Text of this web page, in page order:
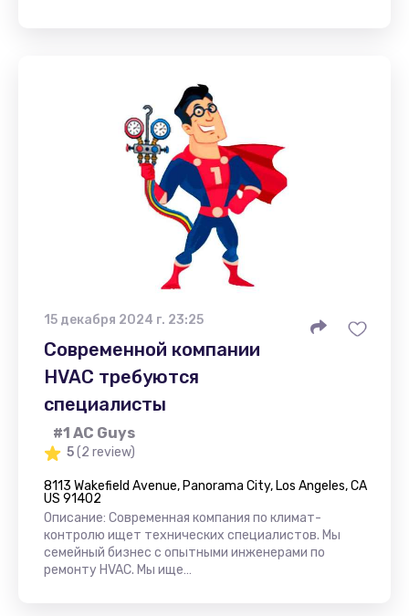
15 декабря 2024 г. 23:25
Современной компании
HVAC требуются
специалисты
#1 AC Guys
5(2 review)
8113 Wakefield Avenue, Panorama City, Los Angeles, CA
US 91402
Описание: Современная компания по климат-
контролю ищет технических специалистов. Мы
семейный бизнес с опытными инженерами по
ремонту HVAC. Мы ище…